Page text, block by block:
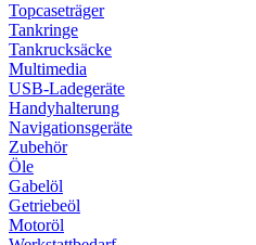
Topcaseträger
Tankringe
Tankrucksäcke
Multimedia
USB-Ladegeräte
Handyhalterung
Navigationsgeräte
Zubehör
Öle
Gabelöl
Getriebeöl
Motoröl